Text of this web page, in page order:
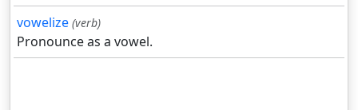
vowelize (verb)
Pronounce as a vowel.